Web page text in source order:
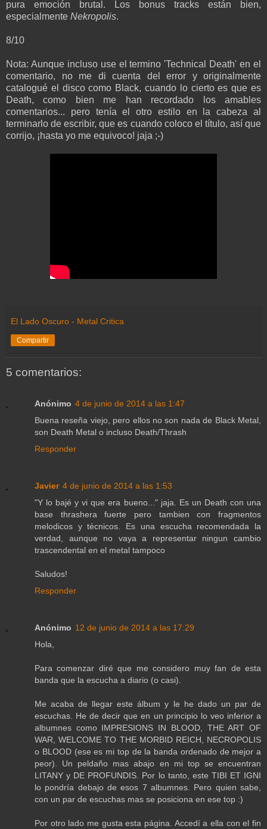
pura emoción brutal. Los bonus tracks están bien,
especialmente Nekropolis.
8/10
Nota: Aunque incluso use el termino 'Technical Death' en el
comentario, no me di cuenta del error y originalmente
catalogué el disco como Black, cuando lo cierto es que es
Death, como bien me han recordado los amables
comentarios... pero tenía el otro estilo en la cabeza al
terminarlo de escribir, que es cuando coloco el título, así que
corrijo, ¡hasta yo me equivoco! jaja ;-)
El Lado Oscuro - Metal Critica
Compartir
5 comentarios:
Anónimo 4 de junio de 2014 a las 1:47
Buena reseña viejo, pero ellos no son nada de Black Metal,
son Death Metal o incluso Death/Thrash
Responder
Javier 4 de junio de 2014 a las 1:53
"Y lo bajé y vi que era bueno..." jaja. Es un Death con una
base thrashera fuerte pero tambien con fragmentos
melodicos y técnicos. Es una escucha recomendada la
verdad, aunque no vaya a representar ningun cambio
trascendental en el metal tampoco
Saludos!
Responder
Anónimo 12 de junio de 2014 a las 17:29
Hola,
Para comenzar diré que me considero muy fan de esta
banda que la escucha a diario (o casi).
Me acaba de llegar este álbum y le he dado un par de
escuchas. He de decir que en un principio lo veo inferior a
albumnes como IMPRESIONS IN BLOOD, THE ART OF
WAR, WELCOME TO THE MORBID REICH, NECROPOLIS
o BLOOD (ese es mi top de la banda ordenado de mejor a
peor). Un peldaño mas abajo en mi top se encuentran
LITANY y DE PROFUNDIS. Por lo tanto, este TIBI ET IGNI
lo pondría debajo de esos 7 albumnes. Pero quien sabe,
con un par de escuchas mas se posiciona en ese top :)
Por otro lado me gusta esta página. Accedí a ella con el fin